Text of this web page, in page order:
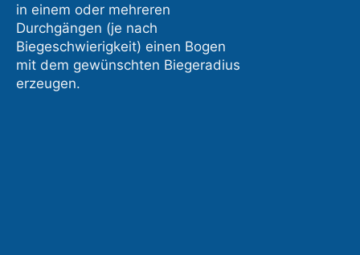
in einem oder mehreren
Durchgängen (je nach
Biegeschwierigkeit) einen Bogen
mit dem gewünschten Biegeradius
erzeugen.